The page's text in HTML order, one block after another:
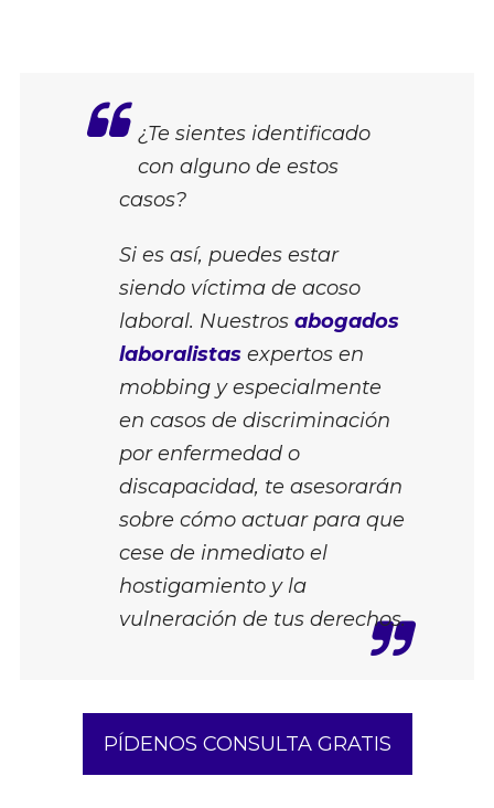
¿Te sientes identificado
con alguno de estos
casos?
Si es así, puedes estar
siendo víctima de acoso
laboral. Nuestros abogados
laboralistas expertos en
mobbing y especialmente
en casos de discriminación
por enfermedad o
discapacidad, te asesorarán
sobre cómo actuar para que
cese de inmediato el
hostigamiento y la
vulneración de tus derechos.
PÍDENOS CONSULTA GRATIS